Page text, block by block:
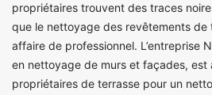
propriétaires trouvent des traces
que le nettoyage des revêtements de
affaire de professionnel. L’entreprise
en nettoyage de murs et façades, est
propriétaires de terrasse pour un